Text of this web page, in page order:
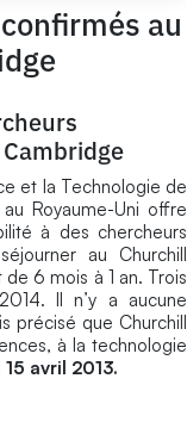
au
et la Technologie de
Royaume-Uni offre
à des chercheurs
au Churchill
6 mois à 1 an. Trois
Il n’y a aucune
précisé que Churchill
à la technologie
15 avril 2013.